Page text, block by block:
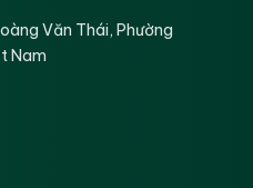
Văn Thái, Phường
Nam